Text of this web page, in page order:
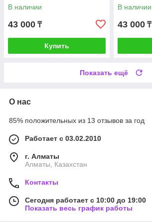
В наличии
43 000 ₸
Купить
В наличии
43 000 ₸
Показать ещё
О нас
85% положительных из 13 отзывов за год
Работает с 03.02.2010
г. Алматы
Алматы, Казахстан
Контакты
Сегодня работает с 10:00 до 19:00
Показать весь график работы